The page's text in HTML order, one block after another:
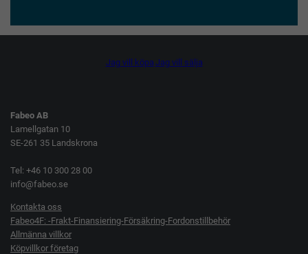
Jag vill köpa Jag vill sälja
Fabeo AB
Lamellgatan 10
SE-261 35 Landskrona
Tel: +46 10 300 28 00
info@fabeo.se
Kontakta oss
Fabeo4F: -Frakt-Finansiering-Försäkring-Fordonstillbehör
Allmänna villkor
Köpvillkor företag